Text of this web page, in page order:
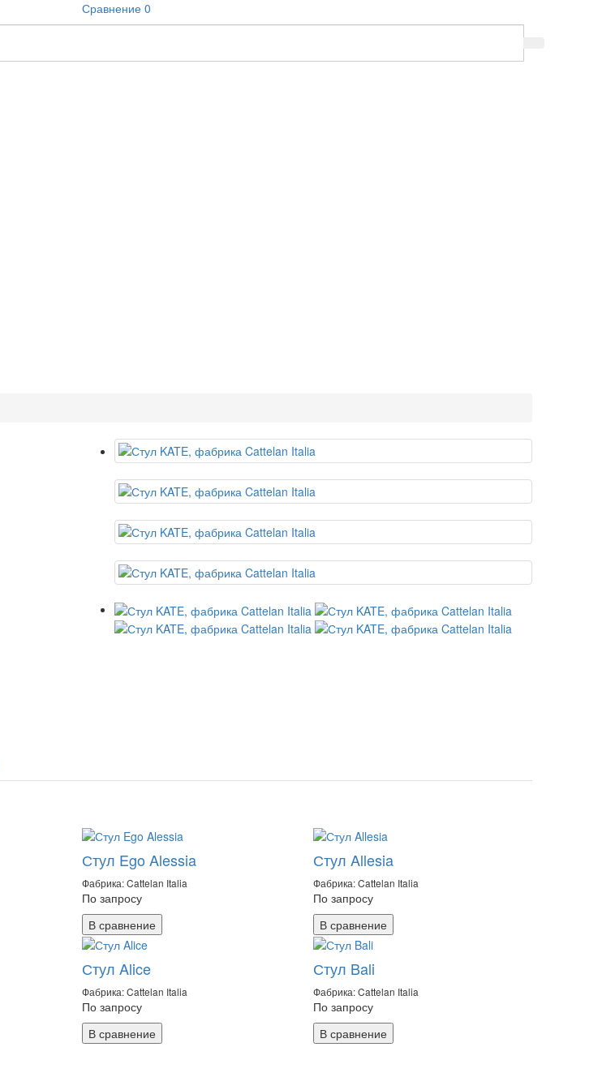
Сравнение 0
Стул Ego Alessia
Фабрика: Cattelan Italia
По запросу
В сравнение
Стул Allesia
Фабрика: Cattelan Italia
По запросу
В сравнение
Стул Alice
Фабрика: Cattelan Italia
По запросу
В сравнение
Стул Bali
Фабрика: Cattelan Italia
По запросу
В сравнение